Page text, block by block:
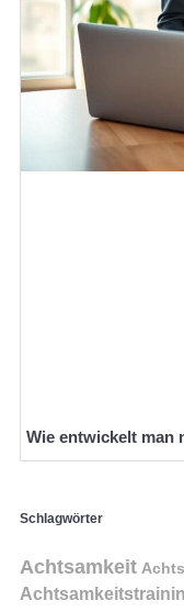
Wie entwickelt man
Schlagwörter
Achtsamkeit